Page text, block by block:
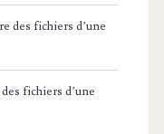
des fichiers d’une
fichiers d’une